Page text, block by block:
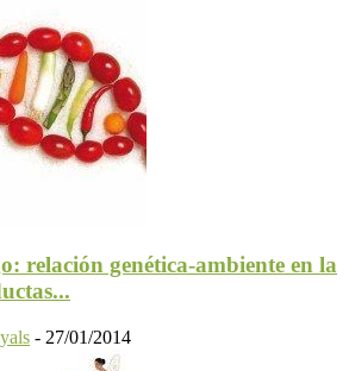
relación genética-ambiente en la
- 27/01/2014